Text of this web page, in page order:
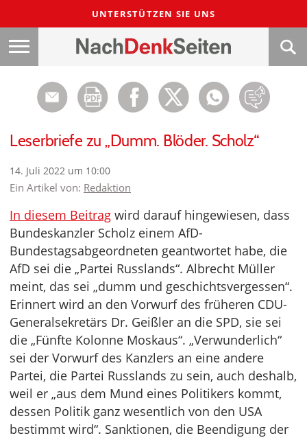
UNTERSTÜTZEN SIE UNS
Leserbriefe zu „Dumm. Blöder. Scholz“
14. Juli 2022 um 10:00
Ein Artikel von: Redaktion
In diesem Beitrag wird darauf hingewiesen, dass
Bundeskanzler Scholz einem AfD-
Bundestagsabgeordneten geantwortet habe, die
AfD sei die „Partei Russlands“. Albrecht Müller
meint, das sei „dumm und geschichtsvergessen“.
Erinnert wird an den Vorwurf des früheren CDU-
Generalsekretärs Dr. Geißler an die SPD, sie sei
die „Fünfte Kolonne Moskaus“. „Verwunderlich“
sei der Vorwurf des Kanzlers an eine andere
Partei, die Partei Russlands zu sein, auch deshalb,
weil er „aus dem Mund eines Politikers kommt,
dessen Politik ganz wesentlich von den USA
bestimmt wird“. Sanktionen, die Beendigung der